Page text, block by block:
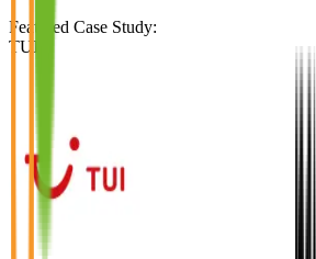
Featured Case Study:
TUI